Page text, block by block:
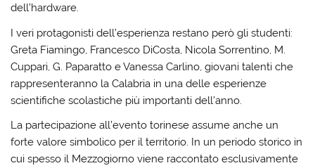
dell’hardware.
I veri protagonisti dell’esperienza restano però gli studenti:
Greta Fiamingo, Francesco DiCosta, Nicola Sorrentino, M.
Cuppari, G. Paparatto e Vanessa Carlino, giovani talenti che
rappresenteranno la Calabria in una delle esperienze
scientifiche scolastiche più importanti dell’anno.
La partecipazione all’evento torinese assume anche un
forte valore simbolico per il territorio. In un periodo storico in
cui spesso il Mezzogiorno viene raccontato esclusivamente